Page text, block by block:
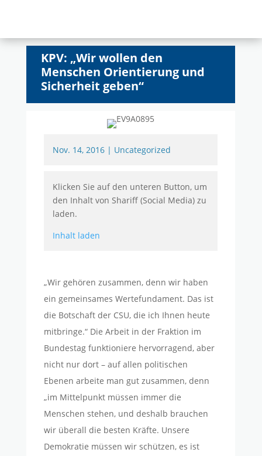
KPV: „Wir wollen den
Menschen Orientierung und
Sicherheit geben“
Nov. 14, 2016| Uncategorized
Klicken Sie auf den unteren Button, um
den Inhalt von Shariff (Social Media) zu
laden.
Inhalt laden
„Wir gehören zusammen, denn wir haben
ein gemeinsames Wertefundament. Das ist
die Botschaft der CSU, die ich Ihnen heute
mitbringe.“ Die Arbeit in der Fraktion im
Bundestag funktioniere hervorragend, aber
nicht nur dort – auf allen politischen
Ebenen arbeite man gut zusammen, denn
„im Mittelpunkt müssen immer die
Menschen stehen, und deshalb brauchen
wir überall die besten Kräfte. Unsere
Demokratie müssen wir schützen, es ist